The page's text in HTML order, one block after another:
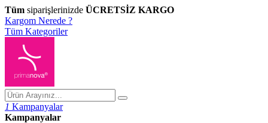
Tüm siparişlerinizde ÜCRETSİZ KARGO
Kargom Nerede ?
Tüm Kategoriler
1 Kampanyalar
Kampanyalar